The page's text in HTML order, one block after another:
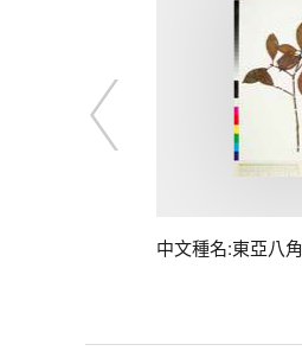
中文種名:東亞八角